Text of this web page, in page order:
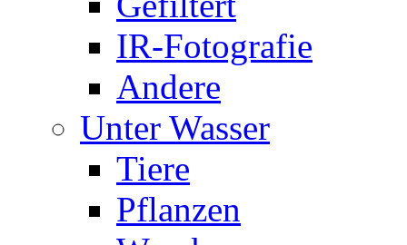
IR-Fotografie
Andere
Unter Wasser
Tiere
Pflanzen